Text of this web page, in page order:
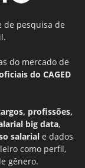
de pesquisa de
do mercado de
do CAGED
profissões,
big data,
salarial e dados
como perfil,
gênero.